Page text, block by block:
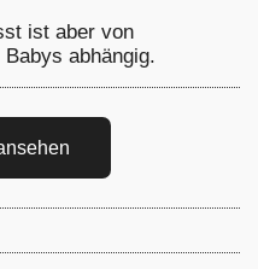
ist aber von
abhängig.
10 cm Bundhöhe,